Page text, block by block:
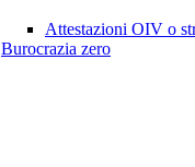
Attestazioni OIV o
Burocrazia zero